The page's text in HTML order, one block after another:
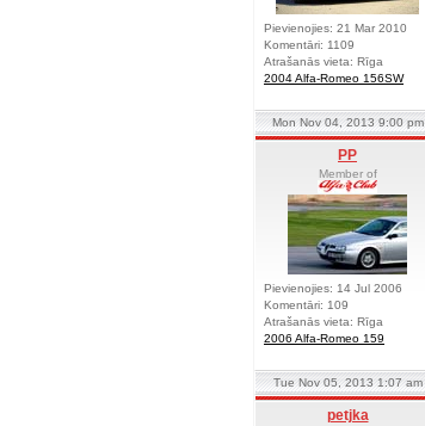
Pievienojies: 21 Mar 2010
Komentāri: 1109
Atrašanās vieta: Rīga
2004 Alfa-Romeo 156SW
Mon Nov 04, 2013 9:00 pm
PP
Member of
Pievienojies: 14 Jul 2006
Komentāri: 109
Atrašanās vieta: Rīga
2006 Alfa-Romeo 159
Tue Nov 05, 2013 1:07 am
petjka